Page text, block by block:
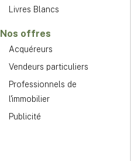
Livres Blancs
Nos offres
Acquéreurs
Vendeurs particuliers
Professionnels de
l'immobilier
Publicité